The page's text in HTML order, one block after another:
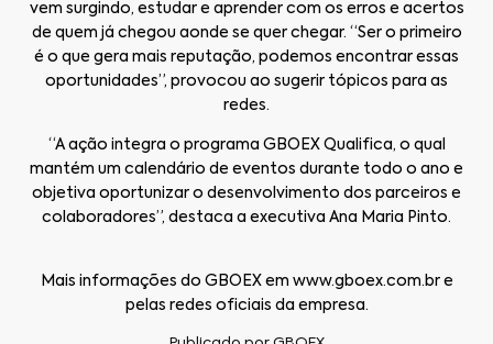
vem surgindo, estudar e aprender com os erros e acertos
de quem já chegou aonde se quer chegar. “Ser o primeiro
é o que gera mais reputação, podemos encontrar essas
oportunidades”, provocou ao sugerir tópicos para as
redes.
“A ação integra o programa GBOEX Qualifica, o qual
mantém um calendário de eventos durante todo o ano e
objetiva oportunizar o desenvolvimento dos parceiros e
colaboradores”, destaca a executiva Ana Maria Pinto.
Mais informações do GBOEX em www.gboex.com.bre
pelas redes oficiais da empresa.